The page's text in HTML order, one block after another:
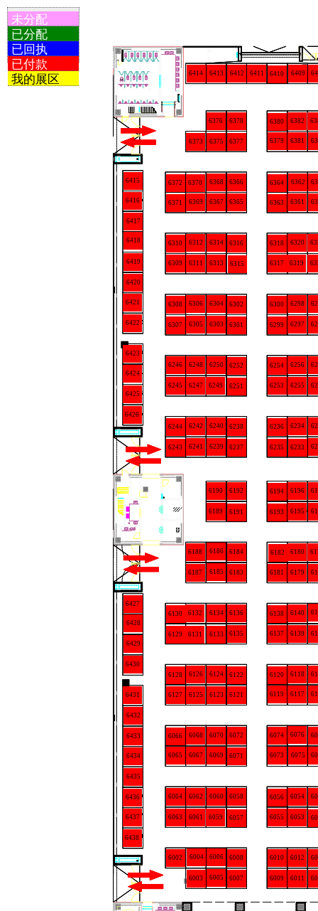
未分配
已分配
已回执
已付款
我的展区
6002
6003
6004
6005
6006
6007
6008
6009
6010
6011
6012
6053
6054
6055
6056
6057
6058
6059
6060
6061
6062
6063
6064
6065
6066
6067
6068
6069
6119
6123
6125
6126
6127
6128
6129
6130
6131
6132
6133
6134
6135
6136
6137
6138
6139
6140
6179
6180
6181
6182
6183
6184
6185
6186
6187
6189
6190
6191
6192
6193
6194
6195
6196
6233
6234
6235
6236
6237
6238
6239
6240
6241
6242
6243
6244
6245
6246
6247
6248
6249
6250
6251
6252
6253
6254
6255
6256
6297
6298
6299
6300
6301
6302
6303
6304
6305
6306
6307
6308
6309
6310
6311
6312
6313
6314
6315
6316
6317
6318
6319
6320
6409
6410
6411
6412
6413
6414
6415
6416
6417
6418
6419
6420
6421
6422
6423
6424
6425
6426
6427
6428
6429
6430
6431
6432
6433
6434
6435
6436
6437
6438
6361
6362
6363
6364
6365
6366
6367
6368
6369
6370
6371
6372
6373 6375 6377
6378
6379
6380
6381
6382
6070
6071
6072
6073
6074
6075
6076
6124 6122
6121
6118
6117
6120
6188
6376